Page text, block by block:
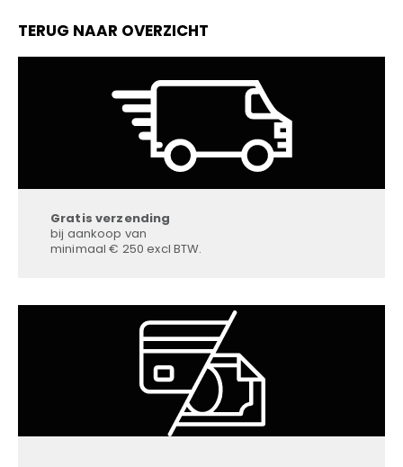
TERUG NAAR OVERZICHT
Gratis verzending
bij aankoop van
minimaal € 250 excl BTW.